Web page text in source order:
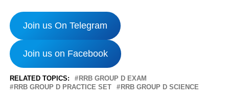
Join us On Telegram
Join us on Facebook
RELATED TOPICS:
RRB GROUP D EXAM
RRB GROUP D PRACTICE SET
RRB GROUP D SCIENCE